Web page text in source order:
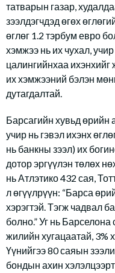
татварын газар,
зээлдэгчдэд өгөх
өглөг 1.2 тэрбум евро
хэмжээ нь их чухал,
цалингийнхаа ихэнхийг
их хэмжээний бэлэн
дутагдалтай.
Барсагийн хувьд өрийн
учир нь гэвэл ихэнх
нь банкны зээл) их
дотор эргүүлэн төлөх
нь Атлэтико 432 сая,
л өгүүлрүүн: “Барса
хэрэгтэй. Тэгж чадвал
болно.” Уг нь
жилийн хугацаатай, 3%
Үүнийгээ 80 саяын
бондын ахин